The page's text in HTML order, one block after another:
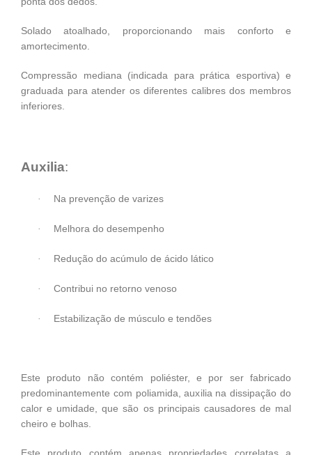
Solado atoalhado, proporcionando mais conforto e
amortecimento.
Compressão mediana (indicada para prática esportiva) e
graduada para atender os diferentes calibres dos membros
inferiores.
Auxilia:
· Na prevenção de varizes
· Melhora do desempenho
· Redução do acúmulo de ácido lático
· Contribui no retorno venoso
· Estabilização de músculo e tendões
Este produto não contém poliéster, e por ser fabricado
predominantemente com poliamida, auxilia na dissipação do
calor e umidade, que são os principais causadores de mal
cheiro e bolhas.